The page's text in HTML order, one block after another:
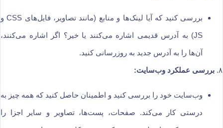
بررسی کنید که آیا لینک‌ها و منابع (مانند تصاویر، فایل‌های CSS و
JS) به آدرس قدیمی اشاره می‌کنند یا خیر؟ اگر اشاره می‌کنند،
آن‌ها را به آدرس جدید به روزرسانی کنید.
۸. بررسی عملکرد وب‌سایت:
وب‌سایت خود را بررسی کنید و اطمینان حاصل کنید که همه چیز به
درستی کار می‌کند. صفحات، پست‌ها، تصاویر و سایر اجزا را